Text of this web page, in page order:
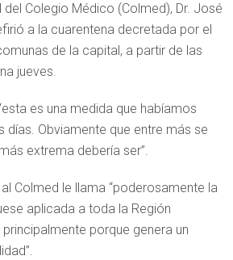
Colegio Médico (Colmed), Dr. José
a la cuarentena decretada por el
de la capital, a partir de las
jueves.
es una medida que habíamos
días. Obviamente que entre más se
extrema debería ser”.
Colmed le llama “poderosamente la
aplicada a toda la Región
porque genera un